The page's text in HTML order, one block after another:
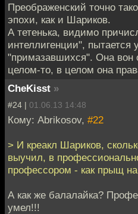
Преображенский точно
эпохи, как и Шариков.
А тетенька, видимо
интеллигенции", пытается
"примазавшихся". Она вон
целом-то, в целом она
CheKisst »
#24 | 01.06.13 14:48
Кому: Abrikosov, #22
> И креакл Шариков,
выучил, в
профессором - как прыщ
А как же балалайка?
умел!!!